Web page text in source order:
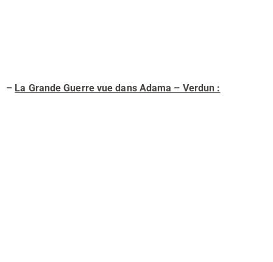
– La Grande Guerre vue dans Adama – Verdun :